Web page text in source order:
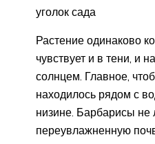
уголок сада
Растение одинаково
чувствует и в тени, и
солнцем. Главное,
находилось рядом с
низине. Барбарисы не
переувлажненную